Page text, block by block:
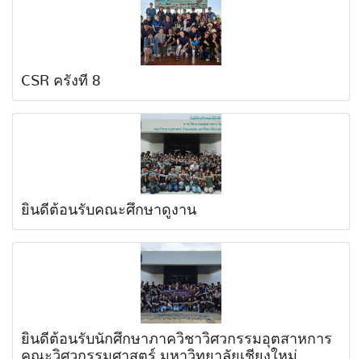
CSR ครั้งที่ 8
ยินดีต้อนรับคณะศึกษาดูงาน
ยินดีต้อนรับนักศึกษาภาควิชาวิศวกรรมอุตสาหการ